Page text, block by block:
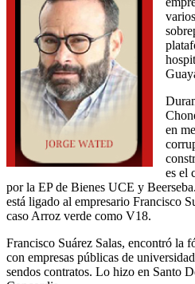
en
es el
por la EP de Bienes UCE y
está ligado al empresario Francisco
caso Arroz verde como V18.
Francisco Suárez Salas, encontró la
con empresas públicas de
sendos contratos. Lo hizo en Santo